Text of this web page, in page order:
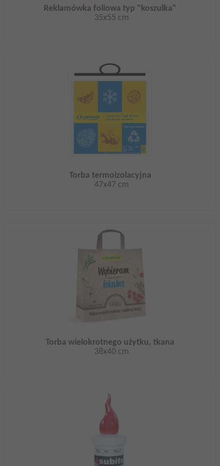
Reklamówka foliowa typ "koszulka"
35x55 cm
Torba termoizolacyjna
47x47 cm
Torba wielokrotnego użytku, tkana
38x40 cm